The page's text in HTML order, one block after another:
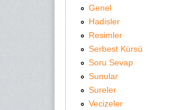
Genel
Hadisler
Resimler
Serbest Kürsü
Soru Sevap
Sunular
Sureler
Vecizeler